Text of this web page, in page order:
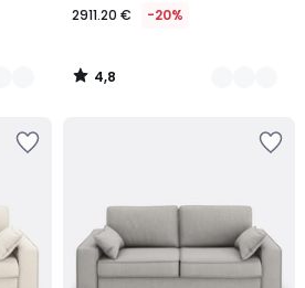
2911.20 € -20%
4,8
/